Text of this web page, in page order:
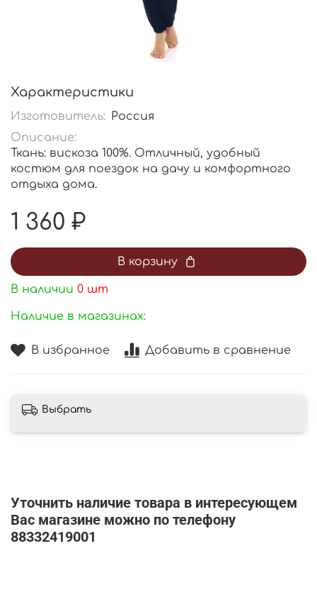
В избранное Добавить в сравнение
Характеристики
Изготовитель: Россия
Описание:
Ткань: вискоза 100%. Отличный, удобный
костюм для поездок на дачу и комфортного
отдыха дома.
1 360 ₽
В корзину
В наличии 0 шт
Наличие в магазинах:
Выбрать
Уточнить наличие товара в интересующем
Вас магазине можно по телефону
88332419001